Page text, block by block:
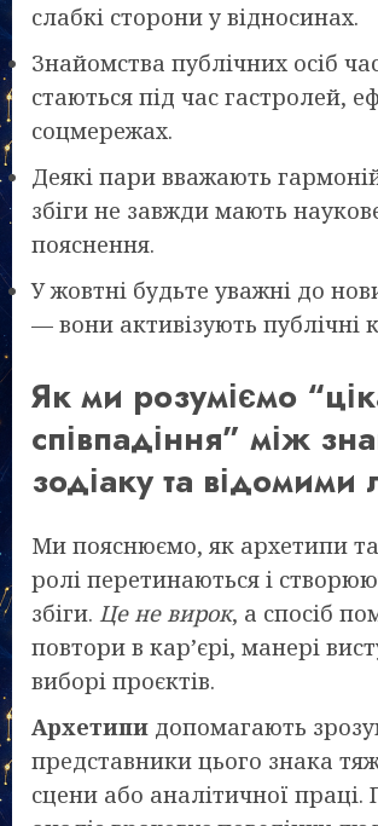
слабкі сторони у відносинах.
Знайомства публічних осіб
стаються під час гастролей,
соцмережах.
Деякі пари вважають
збіги не завжди мають
пояснення.
У жовтні будьте уважні до
— вони активізують публічні
Як ми розуміємо
співпадіння” між
зодіаку та
Ми пояснюємо, як архетипи та
ролі перетинаються і
збіги. Це не вирок, а спосіб
повтори в кар’єрі, манері
виборі проєктів.
Архетипи допомагають
представники цього знака
сцени або аналітичної